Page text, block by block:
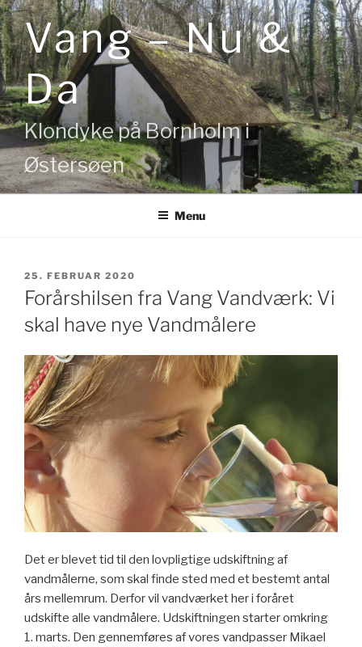
Videre
til
indholdVang – Nu &
Da
Klondyke på Bornholm i
Østersøen
Menu
UDGIVET
DEN
25. FEBRUAR 2020
Forårshilsen fra Vang Vandværk: Vi
skal have nye Vandmålere
Det er blevet tid til den lovpligtige udskiftning af
vandmålerne, som skal finde sted med et bestemt antal
års mellemrum. Derfor vil vandværket her i foråret
udskifte alle vandmålere. Udskiftningen starter omkring
1. marts. Den gennemføres af vores vandpasser Mikael